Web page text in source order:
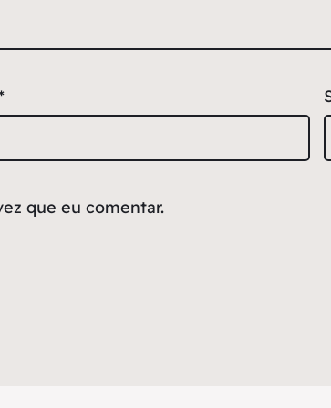
que eu comentar.